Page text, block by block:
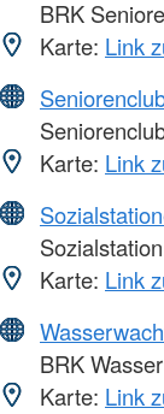
BRK
Karte: Link
Karte: Link
Sozialstation
Karte: Link
BRK
Karte: Link